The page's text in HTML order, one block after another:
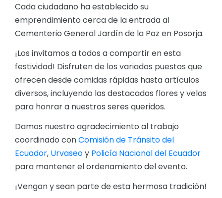
Cada ciudadano ha establecido su
emprendimiento cerca de la entrada al
Cementerio General Jardín de la Paz en Posorja.
¡Los invitamos a todos a compartir en esta
festividad! Disfruten de los variados puestos que
ofrecen desde comidas rápidas hasta artículos
diversos, incluyendo las destacadas flores y velas
para honrar a nuestros seres queridos.
Damos nuestro agradecimiento al trabajo
coordinado conComisión de Tránsito del
Ecuador, Urvaseoy Policía Nacional del Ecuador
para mantener el ordenamiento del evento.
¡Vengan y sean parte de esta hermosa tradición!